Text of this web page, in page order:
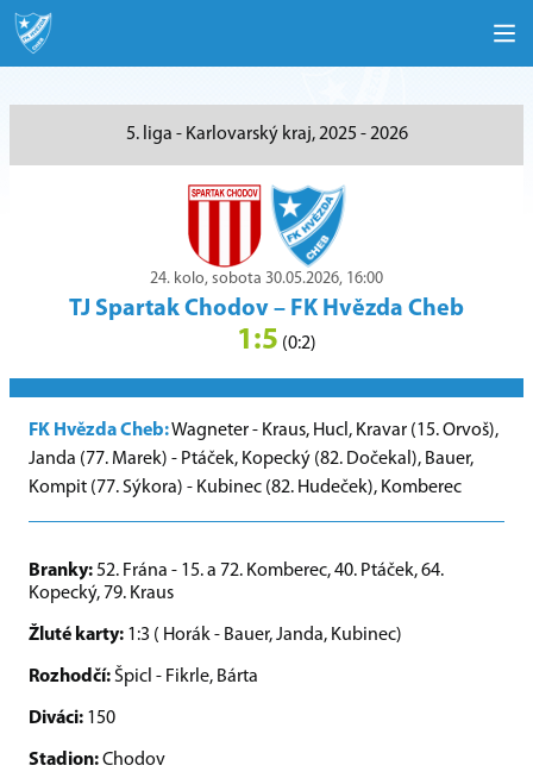
5. liga - Karlovarský kraj, 2025 - 2026
24. kolo, sobota 30.05.2026, 16:00
TJ Spartak Chodov – FK Hvězda Cheb
1:5 (0:2)
FK Hvězda Cheb:Wagneter - Kraus, Hucl, Kravar (15. Orvoš),
Janda (77. Marek) - Ptáček, Kopecký (82. Dočekal), Bauer,
Kompit (77. Sýkora) - Kubinec (82. Hudeček), Komberec
Branky:52. Frána - 15. a 72. Komberec, 40. Ptáček, 64.
Kopecký, 79. Kraus
Žluté karty: 1:3 ( Horák - Bauer, Janda, Kubinec)
Rozhodčí:Špicl - Fikrle, Bárta
Diváci: 150
Stadion:Chodov